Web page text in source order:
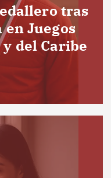
tras
Juegos
del Caribe